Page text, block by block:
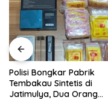
Polisi Bongkar Pabrik
Tembakau Sintetis di
Jatimulya, Dua Orang